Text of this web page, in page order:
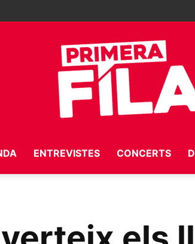
ENTREVISTES CONCERTS